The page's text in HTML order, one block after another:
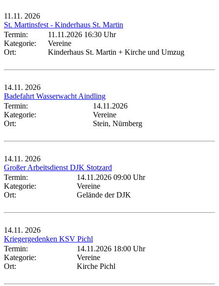
11.11. 2026
St. Martinsfest - Kinderhaus St. Martin
Termin:
11.11.2026 16:30 Uhr
Kategorie:
Vereine
Ort:
Kinderhaus St. Martin + Kirche und Umzug
14.11. 2026
Badefahrt Wasserwacht Aindling
Termin:
14.11.2026
Kategorie:
Vereine
Ort:
Stein, Nürnberg
14.11. 2026
Großer Arbeitsdienst DJK Stotzard
Termin:
14.11.2026 09:00 Uhr
Kategorie:
Vereine
Ort:
Gelände der DJK
14.11. 2026
Kriegergedenken KSV Pichl
Termin:
14.11.2026 18:00 Uhr
Kategorie:
Vereine
Ort:
Kirche Pichl